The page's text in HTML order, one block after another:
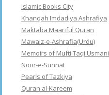
Islamic Books City
Khanqah Imdadiya Ashrafiya
Maktaba Maariful Quran
Mawaiz-e-Ashrafia(Urdu)
Memoirs of Mufti Taqi
Noor-e-Sunnat
Pearls of Tazkiya
Quran al-Kareem